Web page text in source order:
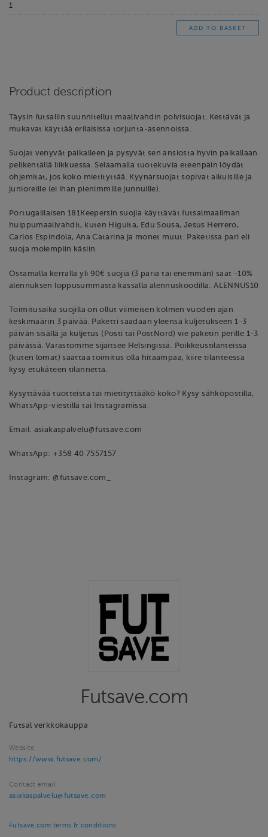
Product description
Täysin futsaliin suunnitellut maalivahdin polvisuojat. Kestävät ja
mukavat käyttää erilaisissa torjunta-asennoissa.
Suojat venyvät paikalleen ja pysyvät sen ansiosta hyvin paikallaan
pelikentällä liikkuessa. Selaamalla tuotekuvia eteenpäin löydät
ohjemitat, jos koko mietityttää. Kyynärsuojat sopivat aikuisille ja
junioreille (ei ihan pienimmille junnuille).
Portugalilaisen 181Keepersin suojia käyttävät futsalmaailman
huippumaalivahdit, kuten Higuita, Edu Sousa, Jesus Herrero,
Carlos Espindola, Ana Catarina ja monet muut. Paketissa pari eli
suoja molempiin käsiin.
Ostamalla kerralla yli 90€ suojia (3 paria tai enemmän) saat -10%
alennuksen loppusummasta kassalla alennuskoodilla: ALENNUS10
Toimitusaika suojilla on ollut viimeisen kolmen vuoden ajan
keskimäärin 3 päivää. Paketti saadaan yleensä kuljetukseen 1-3
päivän sisällä ja kuljetus (Posti tai PostNord) vie paketin perille 1-3
päivässä. Varastomme sijaitsee Helsingissä. Poikkeustilanteissa
(kuten lomat) saattaa toimitus olla hitaampaa, kiire tilanteessa
kysy etukäteen tilannetta.
Kysyttävää tuotteista tai mietityttääkö koko? Kysy sähköpostilla,
WhatsApp-viestillä tai Instagramissa.
Email: asiakaspalvelu@futsave.com
WhatsApp: +358 40 7557157
Instagram: @futsave.com_
Futsave.com
Futsal verkkokauppa
Website
https://www.futsave.com/
Contact email
asiakaspalvelu@futsave.com
Futsave.com terms & conditions